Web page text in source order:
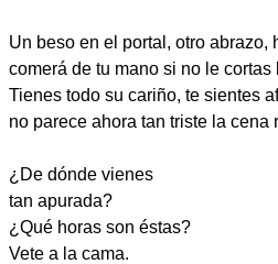
Un beso en el portal, otro abrazo,
comerá de tu mano si no le cortas
Tienes todo su cariño, te sientes
no parece ahora tan triste la cena
¿De dónde vienes
tan apurada?
¿Qué horas son éstas?
Vete a la cama.